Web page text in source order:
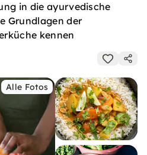
in die ayurvedische
Grundlagen der
kennen
Alle Fotos